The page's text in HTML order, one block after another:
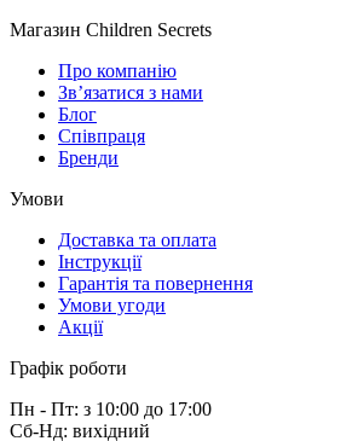
Магазин Children Secrets
Про компанію
Зв’язатися з нами
Блог
Співпраця
Бренди
Умови
Доставка та оплата
Інструкції
Гарантія та повернення
Умови угоди
Акції
Графік роботи
Пн - Пт: з 10:00 до 17:00
Сб-Нд: вихідний